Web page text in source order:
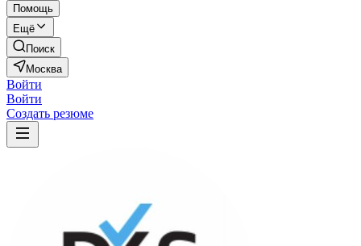
Помощь
Ещё
Поиск
Москва
Войти
Войти
Создать резюме